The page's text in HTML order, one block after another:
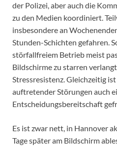
der Polizei, aber auch die
zu den Medien koordiniert.
insbesondere an
Stunden-Schichten gefahren.
störfallfreiem Betrieb meist
Bildschirme zu starren
Stressresistenz. Gleichzeitig
auftretender Störungen auch
Entscheidungsbereitschaft
Es ist zwar nett, in Hannover
Tage später am Bildschirm